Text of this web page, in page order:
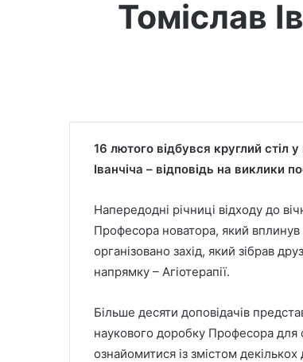
Томіслав
16 лютого відбувся круглий стіл
Іванчіча – відповідь на виклики
Напередодні річниці відходу до
Професора новатора, який вплинув
організовано захід, який зібрав
напрямку – Агіотерапії.
Більше десяти доповідачів
наукового доробку Професора для
ознайомитися із змістом декількох